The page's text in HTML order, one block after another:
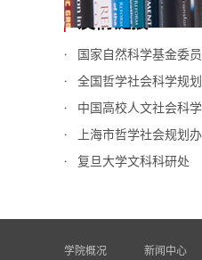
友情链接
国家自然科学基金委
全国哲学社会科学规
中国高校人文社会科
上海市哲学社会规划办
复旦大学文科科研处
学院概况
新闻中心